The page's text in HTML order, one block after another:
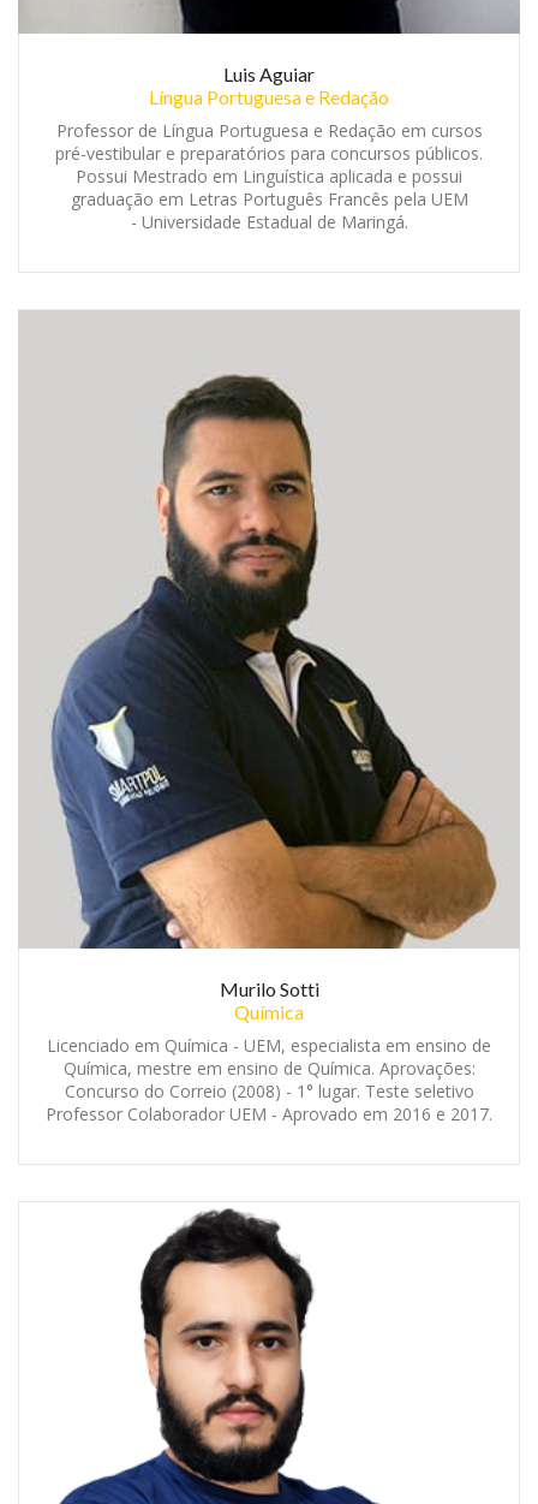
Luis Aguiar
Língua Portuguesa e Redação
Professor de Língua Portuguesa e Redação em cursos
pré-vestibular e preparatórios para concursos públicos.
Possui Mestrado em Linguística aplicada e possui
graduação em Letras Português Francês pela UEM
- Universidade Estadual de Maringá.
Murilo Sotti
Química
Licenciado em Química - UEM, especialista em ensino de
Química, mestre em ensino de Química. Aprovações:
Concurso do Correio (2008) - 1° lugar. Teste seletivo
Professor Colaborador UEM - Aprovado em 2016 e 2017.